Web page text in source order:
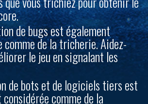
de bugs est également
comme de la tricherie. Aidez-
le jeu en signalant les
de bots et de logiciels tiers est
comme de la